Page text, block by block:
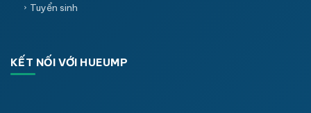
Tuyển sinh
KẾT NỐI VỚI HUEUMP